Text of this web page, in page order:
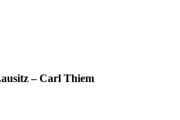
– Carl Thiem